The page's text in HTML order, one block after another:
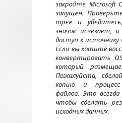
закройте Microsoft
запущен.
трее и
значок исчезает,
доступ к источнику
Если вы хотите
конвертировать
который
Пожалуйста,
копию и процесс
файлов. Это
чтобы сделать
исходных данных.